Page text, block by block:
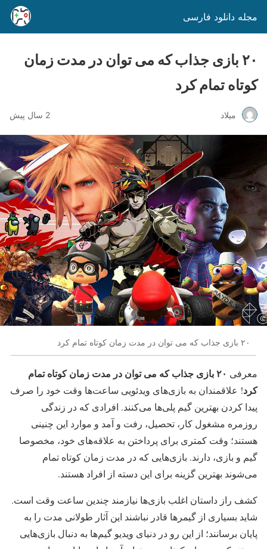
مجله دانلود فارسی
۲۰ بازی جذاب که می ‌توان در مدت زمان
کوتاه تمام کرد
میلاد 2 سال پیش
۲۰ بازی جذاب که می ‌توان در مدت زمان کوتاه تمام کرد
معرفی
۲۰ بازی جذاب که می ‌توان در مدت زمان کوتاه تمام
کرد! علاقمندان به بازی‌های ویدئویی ساعت‌ها وقت خود را صرف
پیدا کردن بهترین گیم پلی‌ها می‌کنند. افرادی که در زندگی
روزمره مشغول کار، تحصیل، رفت و آمد و موارد این چنینی
هستند؛ وقت کمتری برای پرداختن به علاقه‌های خود، مخصوصا
گیم و بازی، دارند. بازی‌هایی که در مدت زمان کوتاه تمام
می‌شوند بهترین گزینه برای این دسته از افراد هستند.
کشف راز داستان اغلب بازی‌ها نیازمند چندین ساعت وقت است.
شاید بسیاری از گیمرها قادر نباشند این آثار طولانی مدت را به
پایان برسانند؛ از این رو در دنیای ویدیو گیم‌ها به دنبال بازی‌هایی